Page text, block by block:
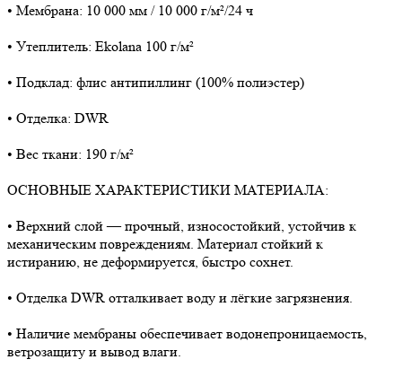
• Мембрана: 10 000 мм / 10 000 г/м²/24 ч
• Утеплитель: Ekolana 100 г/м²
• Подклад: флис антипиллинг (100% полиэстер)
• Отделка: DWR
• Вес ткани: 190 г/м²
ОСНОВНЫЕ ХАРАКТЕРИСТИКИ МАТЕРИАЛА:
• Верхний слой — прочный, износостойкий, устойчив к
механическим повреждениям. Материал стойкий к
истиранию, не деформируется, быстро сохнет.
• Отделка DWR отталкивает воду и лёгкие загрязнения.
• Наличие мембраны обеспечивает водонепроницаемость,
ветрозащиту и вывод влаги.